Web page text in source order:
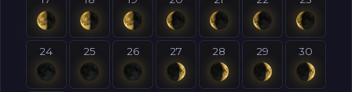
24 25 26 27 28 29 30